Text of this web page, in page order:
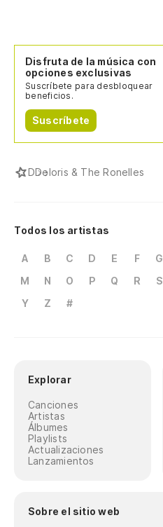
Disfruta de la música con
opciones exclusivas
Suscríbete para desbloquear
beneficios.
Suscríbete
DDeloris & The Ronelles
Todos los artistas
A B C D E F G
M
N O P Q R S
Y
Z #
Explorar
Canciones
Artistas
Álbumes
Playlists
Actualizaciones
Lanzamientos
Sobre el sitio web